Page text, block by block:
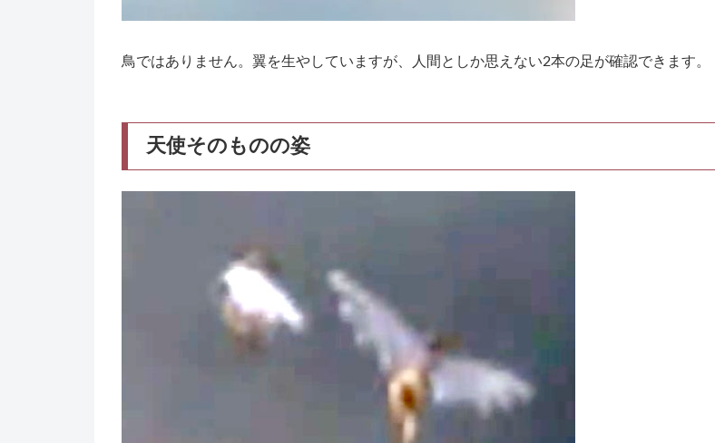
鳥ではありません。翼を生やしていますが、人間としか思えない2本の足が確認できます。
天使そのものの姿